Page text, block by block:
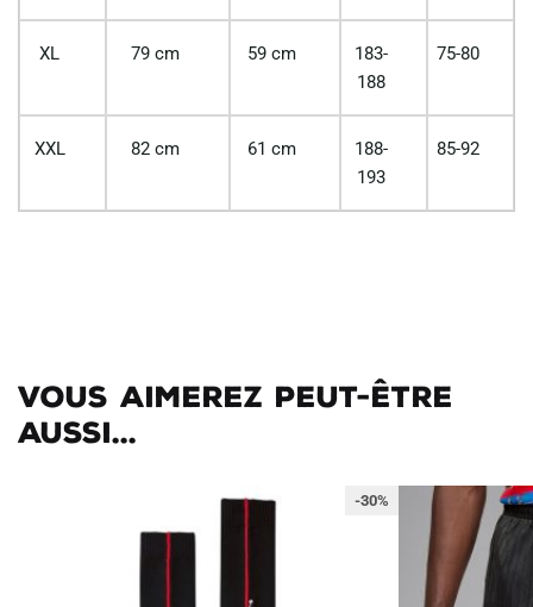
XL 79 cm 59 cm
183-
188
75-80
XXL 82 cm 61 cm
188-
193
85-92
Vous aimerez peut-être
aussi...
-30%